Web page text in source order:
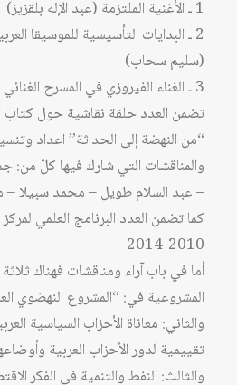
1 ـ الأغنية الملتزمة (عبد الإله بلقزيز)
2 ـ البدايات التأسيسية للموسيقا
(سليم سحاب)
3 ـ الغناء الفيروزي في المسرح الغنائي الرحباني (هاشم قاسم)
تضمن العدد حلقة نقاشية حول كتاب
“من النهضة إلى الحداثة” اعداد
والمناقشات التي شارك فيها كلّ من:
– عبد السلام طويل – محمد سبيلا
كما تضمن العدد البرنامج العلمي
2010-2014
أما في باب آراء ومناقشات فهناك
المشروعية في: “المشروع النهضوي
والثاني: معاناة الأحزاب السياسية
تقييمية لدور الأحزاب العربية
والثالث: النفط والتنمية في الفكر